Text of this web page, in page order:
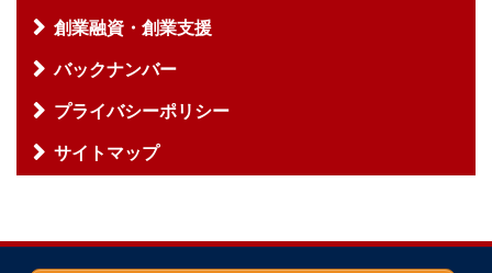
創業融資・創業支援
バックナンバー
プライバシーポリシー
サイトマップ